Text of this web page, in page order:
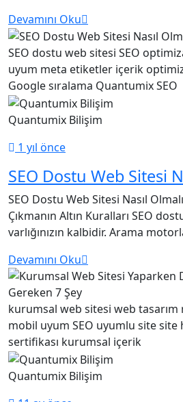
Devamını Oku
SEO dostu web sitesi SEO
uyum meta etiketler içerik
Google sıralama Quantumix SEO
Quantumix Bilişim
1 yıl önce
SEO Dostu Web Sitesi
SEO Dostu Web Sitesi Nasıl
Çıkmanın Altın Kuralları SEO
varlığınızın kalbidir. Arama
Devamını Oku
kurumsal web sitesi web tasarım
mobil uyum SEO uyumlu sitesite
sertifikası kurumsal içerik
Quantumix Bilişim